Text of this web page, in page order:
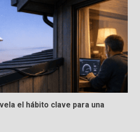
el hábito clave para una